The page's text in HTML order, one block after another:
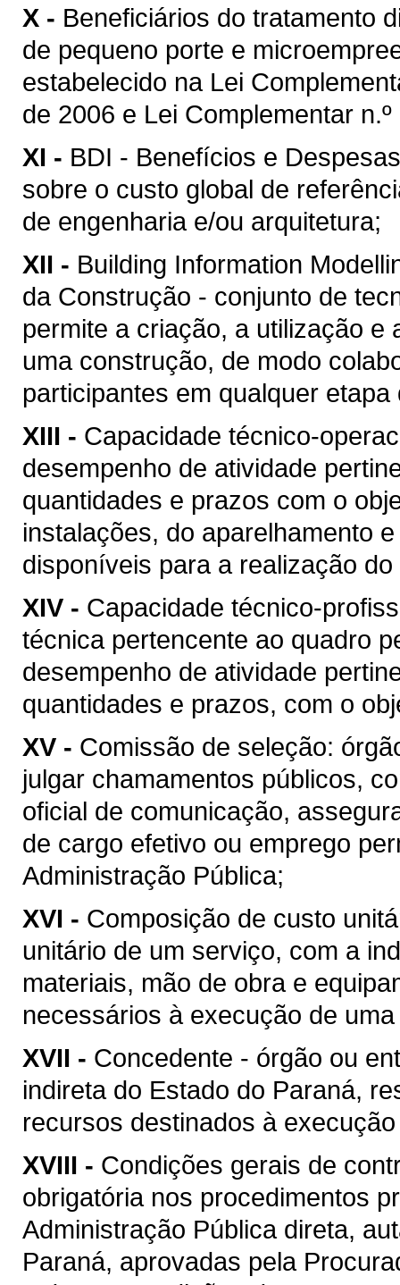
X - Beneficiários do tratamento
de pequeno porte e
estabelecido na Lei
de 2006 e Lei Complementar
XI - BDI - Benefícios e
sobre o custo global de
de engenharia e/ou arquitetura;
XII - Building Information
da Construção - conjunto de
permite a criação, a utilização e
uma construção, de modo
participantes em qualquer
XIII - Capacidade técnico-
desempenho de atividade
quantidades e prazos com o
instalações, do aparelhamento
disponíveis para a realização
XIV - Capacidade técnico-
técnica pertencente ao quadro
desempenho de atividade
quantidades e prazos, com o
XV - Comissão de seleção:
julgar chamamentos públicos,
oficial de comunicação,
de cargo efetivo ou emprego
Administração Pública;
XVI - Composição de custo
unitário de um serviço, com a
materiais, mão de obra e
necessários à execução de
XVII - Concedente - órgão ou
indireta do Estado do Paraná,
recursos destinados à
XVIII - Condições gerais de
obrigatória nos procedimentos
Administração Pública direta,
Paraná, aprovadas pela